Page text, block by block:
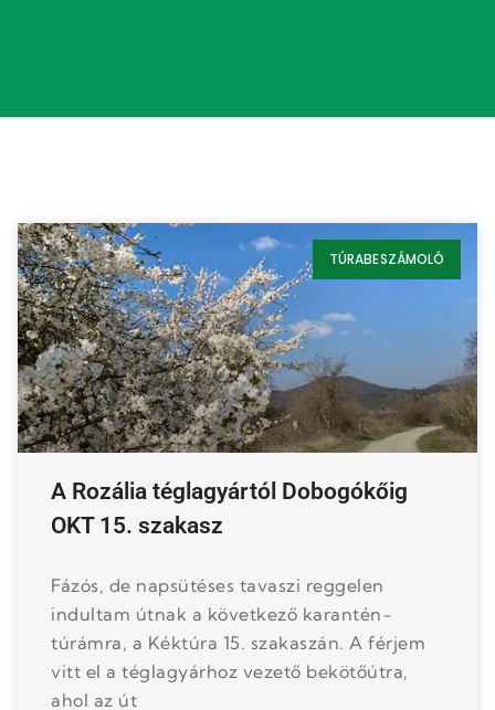
TÚRABESZÁMOLÓ
A Rozália téglagyártól Dobogókőig
OKT 15. szakasz
Fázós, de napsütéses tavaszi reggelen
indultam útnak a következő karantén-
túrámra, a Kéktúra 15. szakaszán. A férjem
vitt el a téglagyárhoz vezető bekötőútra,
ahol az út